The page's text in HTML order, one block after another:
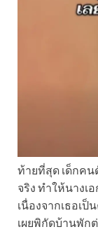
ท้ายที่สุด เด็กคน
จริง ทำให้นางเ
เนื่องจากเธอเ
เผยพิกัดบ้านพัก